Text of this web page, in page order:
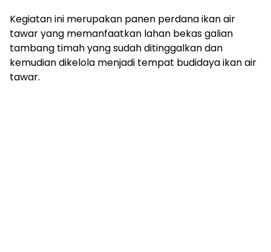
Kegiatan ini merupakan panen perdana ikan air
tawar yang memanfaatkan lahan bekas galian
tambang timah yang sudah ditinggalkan dan
kemudian dikelola menjadi tempat budidaya ikan air
tawar.